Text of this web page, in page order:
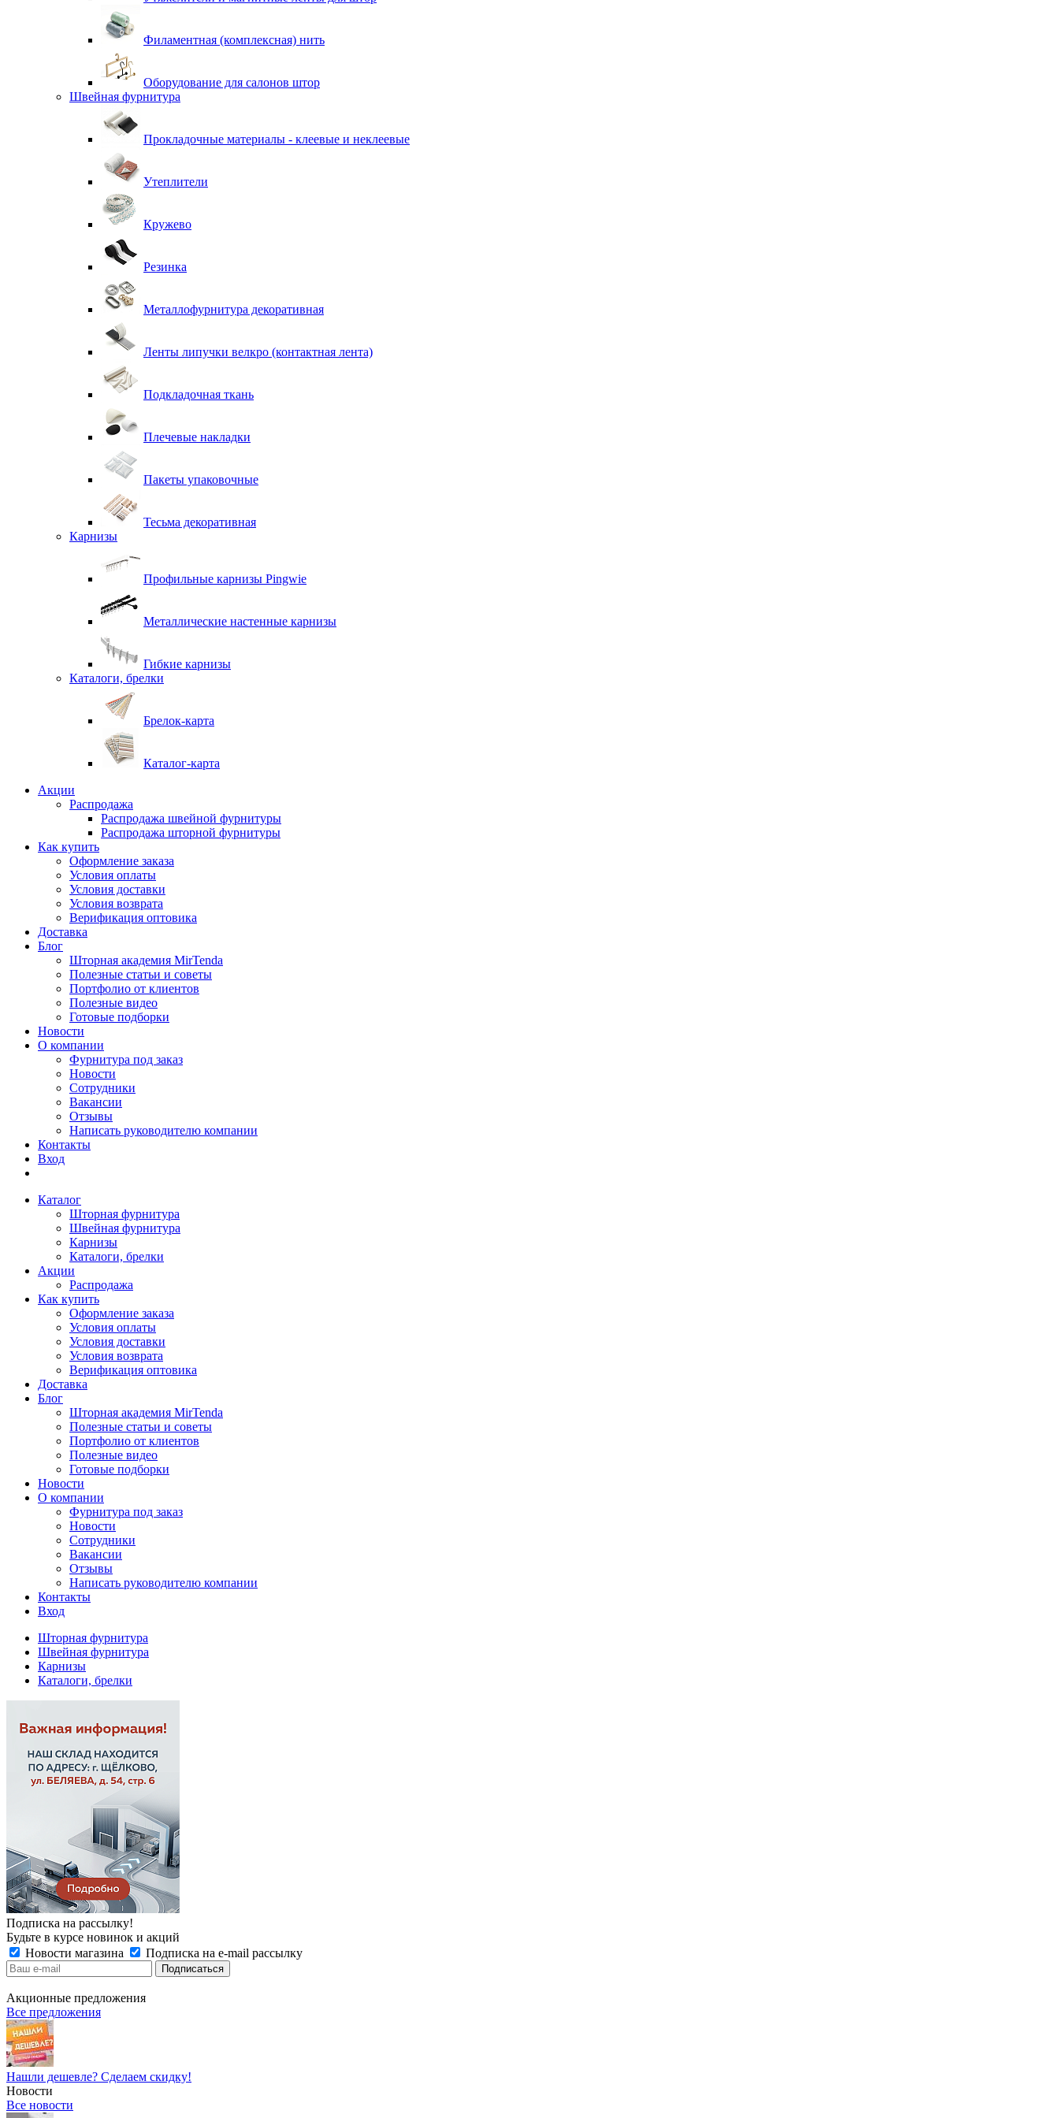
Филаментная (комплексная) нить
Оборудование для салонов штор
Швейная фурнитура
Прокладочные материалы - клеевые и неклеевые
Утеплители
Кружево
Резинка
Металлофурнитура декоративная
Ленты липучки велкро (контактная лента)
Подкладочная ткань
Плечевые накладки
Пакеты упаковочные
Тесьма декоративная
Карнизы
Профильные карнизы Pingwie
Металлические настенные карнизы
Гибкие карнизы
Каталоги, брелки
Брелок-карта
Каталог-карта
Акции
Распродажа
Распродажа швейной фурнитуры
Распродажа шторной фурнитуры
Как купить
Оформление заказа
Условия оплаты
Условия доставки
Условия возврата
Верификация оптовика
Доставка
Блог
Шторная академия MirTenda
Полезные статьи и советы
Портфолио от клиентов
Полезные видео
Готовые подборки
Новости
О компании
Фурнитура под заказ
Новости
Сотрудники
Вакансии
Отзывы
Написать руководителю компании
Контакты
Вход
Каталог
Шторная фурнитура
Швейная фурнитура
Карнизы
Каталоги, брелки
Акции
Распродажа
Как купить
Оформление заказа
Условия оплаты
Условия доставки
Условия возврата
Верификация оптовика
Доставка
Блог
Шторная академия MirTenda
Полезные статьи и советы
Портфолио от клиентов
Полезные видео
Готовые подборки
Новости
О компании
Фурнитура под заказ
Новости
Сотрудники
Вакансии
Отзывы
Написать руководителю компании
Контакты
Вход
Шторная фурнитура
Швейная фурнитура
Карнизы
Каталоги, брелки
Подписка на рассылку!
Будьте в курсе новинок и акций
Новости магазина
Подписка на e-mail рассылку
Акционные предложения
Все предложения
Нашли дешевле? Сделаем скидку!
Новости
Все новости